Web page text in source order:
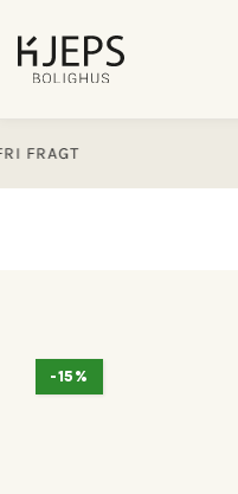
indhold
-15%
Gå til
produktoplysninger